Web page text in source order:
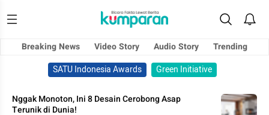
Breaking News Video Story Audio Story
Trending
SATU Indonesia Awards
Green Initiative
Nggak Monoton, Ini 8 Desain Cerobong Asap
Terunik di Dunia!